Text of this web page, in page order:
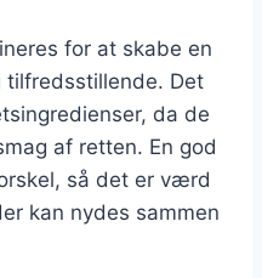
for at skabe en
Det
da de
af retten. En god
så det er værd
kan nydes sammen